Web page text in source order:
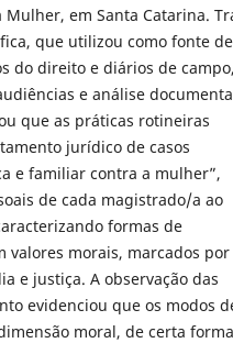
em Santa Catarina.
que utilizou como fonte de
do direito e diários de campo,
e análise
que as práticas rotineiras
jurídico de casos
e familiar contra a mulher”,
de cada magistrado/a ao
formas de
valores morais, marcados por
e justiça. A observação das
evidenciou que os modos
moral, de certa forma